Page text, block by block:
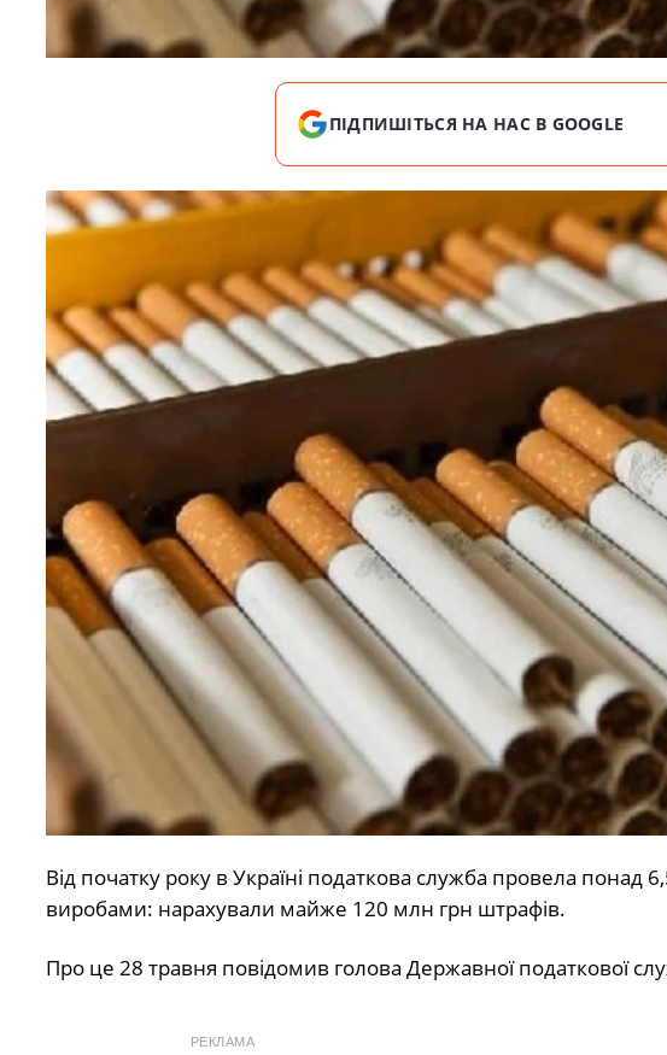
ПІДПИШІТЬСЯ НА НАС В GOOGLE
Від початку року в Україні податкова служба провела понад
виробами: нарахували майже 120 млн грн штрафів.
Про це 28 травня повідомив голова Державної податкової
РЕКЛАМА